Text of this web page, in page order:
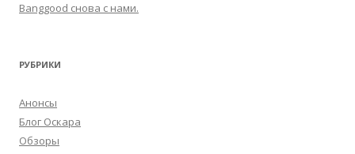
Banggood снова с нами.
РУБРИКИ
Анонсы
Блог Оскара
Обзоры